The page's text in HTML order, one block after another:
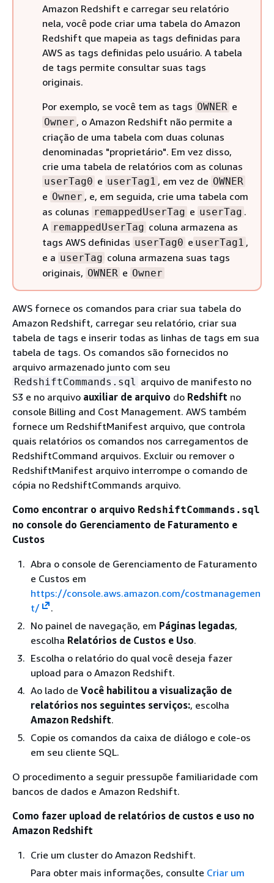
Amazon Redshift e carregar seu relatório
nela, você pode criar uma tabela do Amazon
Redshift que mapeia as tags definidas para
AWS as tags definidas pelo usuário. A tabela
de tags permite consultar suas tags
originais.
Por exemplo, se você tem as tags OWNER e
Owner , o Amazon Redshift não permite a
criação de uma tabela com duas colunas
denominadas "proprietário". Em vez disso,
crie uma tabela de relatórios com as colunas
userTag0 e userTag1 , em vez de OWNER
e Owner , e, em seguida, crie uma tabela com
as colunas remappedUserTag e userTag .
A remappedUserTag coluna armazena as
tags AWS definidas userTag0 e userTag1 ,
e a userTag coluna armazena suas tags
originais, OWNER e Owner
AWS fornece os comandos para criar sua tabela do
Amazon Redshift, carregar seu relatório, criar sua
tabela de tags e inserir todas as linhas de tags em sua
tabela de tags. Os comandos são fornecidos no
arquivo armazenado junto com seu
RedshiftCommands.sql arquivo de manifesto no
S3 e no arquivo auxiliar de arquivo do Redshift no
console Billing and Cost Management. AWS também
fornece um RedshiftManifest arquivo, que controla
quais relatórios os comandos nos carregamentos de
RedshiftCommand arquivos. Excluir ou remover o
RedshiftManifest arquivo interrompe o comando de
cópia no RedshiftCommands arquivo.
Como encontrar o arquivo RedshiftCommands.sql
no console do Gerenciamento de Faturamento e
Custos
Abra o console de Gerenciamento de Faturamento
e Custos em
https://console.aws.amazon.com/costmanagemen
t/
.
No painel de navegação, em Páginas legadas,
escolha Relatórios de Custos e Uso.
Escolha o relatório do qual você deseja fazer
upload para o Amazon Redshift.
Ao lado de Você habilitou a visualização de
relatórios nos seguintes serviços:, escolha
Amazon Redshift.
Copie os comandos da caixa de diálogo e cole-os
em seu cliente SQL.
O procedimento a seguir pressupõe familiaridade com
bancos de dados e Amazon Redshift.
Como fazer upload de relatórios de custos e uso no
Amazon Redshift
Crie um cluster do Amazon Redshift.
Para obter mais informações, consulte Criar um